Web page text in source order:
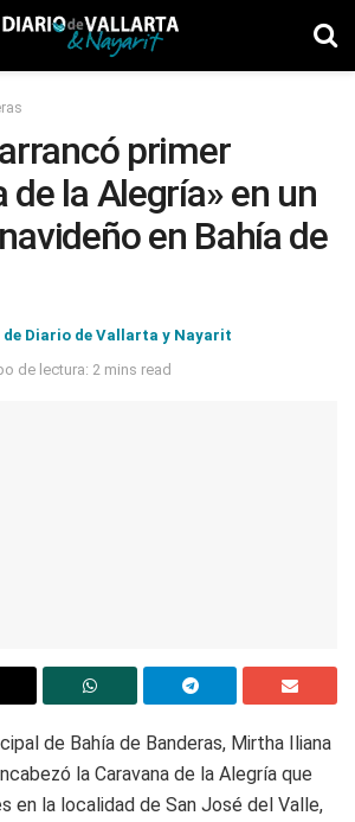
primer
de la Alegría» en un
en Bahía de
de Diario de Vallarta y Nayarit
de lectura: 2 mins read
de Bahía de Banderas, Mirtha Iliana
la Caravana de la Alegría que
en la localidad de San José del Valle,